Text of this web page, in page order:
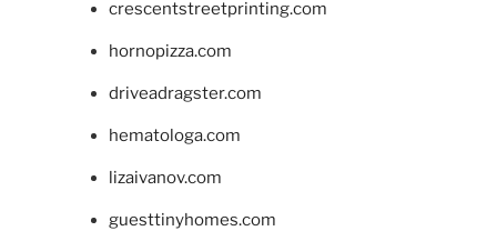
crescentstreetprinting.com
hornopizza.com
driveadragster.com
hematologa.com
lizaivanov.com
guesttinyhomes.com